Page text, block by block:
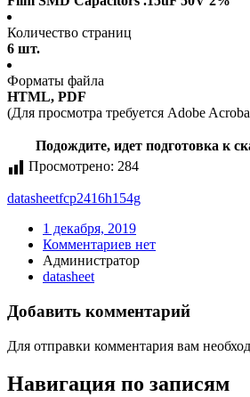
Количество страниц
6 шт.
Форматы файла
HTML, PDF
(Для просмотра требуется Adobe
Подождите, идет подготовка к
Просмотрено: 284
datasheetfcp2416h154g
1 декабря, 2019
Комментариев нет
Администратор
datasheet
Добавить комментарий
Для отправки комментария вам
Навигация по записям